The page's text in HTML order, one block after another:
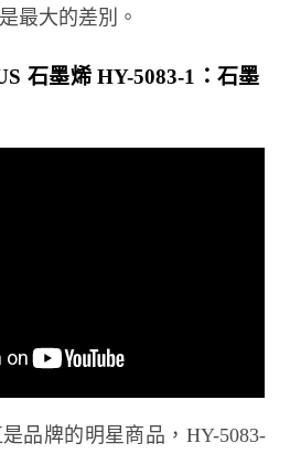
最大的差別。
石墨烯 HY-5083-1：石墨
品牌的明星商品，HY-5083-